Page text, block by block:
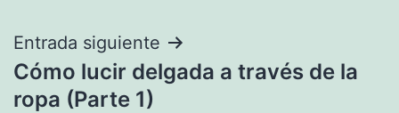
entradas
Entrada siguiente
Cómo lucir delgada a través de la
ropa (Parte 1)